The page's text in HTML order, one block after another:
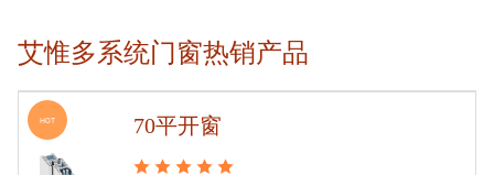
艾惟多系统门窗热销产品
HOT 70平开窗